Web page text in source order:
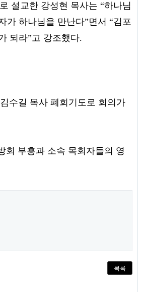
설교한 강성현 목사는 “하나님
가 하나님을 만난다”면서 “김포
되라”고 강조했다.
수길 목사 폐회기도로 회의가
회 부흥과 소속 목회자들의 영
목록